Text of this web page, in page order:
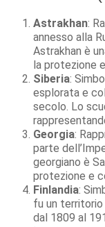
Astrakhan:
annesso alla
Astrakhan è
la protezione
Siberia:
esplorata e
secolo. Lo
Georgia:
parte
georgiano è
protezione e
Finlandia:
fu un territorio
dal 1809 al